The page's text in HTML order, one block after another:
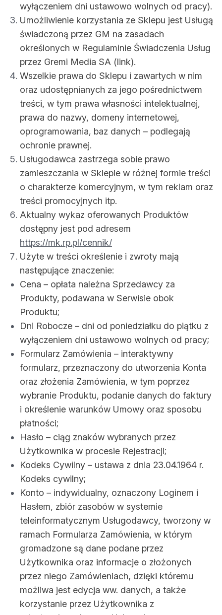
wyłączeniem dni ustawowo wolnych od pracy).
Umożliwienie korzystania ze Sklepu jest Usługą
świadczoną przez GM na zasadach
określonych w Regulaminie Świadczenia Usług
przez Gremi Media SA (link).
Wszelkie prawa do Sklepu i zawartych w nim
oraz udostępnianych za jego pośrednictwem
treści, w tym prawa własności intelektualnej,
prawa do nazwy, domeny internetowej,
oprogramowania, baz danych – podlegają
ochronie prawnej.
Usługodawca zastrzega sobie prawo
zamieszczania w Sklepie w różnej formie treści
o charakterze komercyjnym, w tym reklam oraz
treści promocyjnych itp.
Aktualny wykaz oferowanych Produktów
dostępny jest pod adresem
https://mk.rp.pl/cennik/
Użyte w treści określenie i zwroty mają
następujące znaczenie:
Cena – opłata należna Sprzedawcy za
Produkty, podawana w Serwisie obok
Produktu;
Dni Robocze – dni od poniedziałku do piątku z
wyłączeniem dni ustawowo wolnych od pracy;
Formularz Zamówienia – interaktywny
formularz, przeznaczony do utworzenia Konta
oraz złożenia Zamówienia, w tym poprzez
wybranie Produktu, podanie danych do faktury
i określenie warunków Umowy oraz sposobu
płatności;
Hasło – ciąg znaków wybranych przez
Użytkownika w procesie Rejestracji;
Kodeks Cywilny – ustawa z dnia 23.04.1964 r.
Kodeks cywilny;
Konto – indywidualny, oznaczony Loginem i
Hasłem, zbiór zasobów w systemie
teleinformatycznym Usługodawcy, tworzony w
ramach Formularza Zamówienia, w którym
gromadzone są dane podane przez
Użytkownika oraz informacje o złożonych
przez niego Zamówieniach, dzięki któremu
możliwa jest edycja ww. danych, a także
korzystanie przez Użytkownika z